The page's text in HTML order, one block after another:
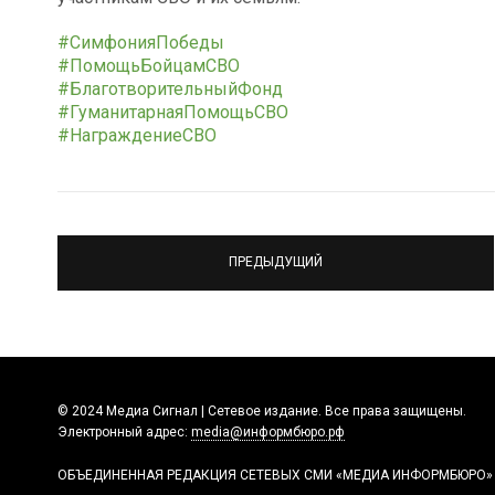
#СимфонияПобеды
#ПомощьБойцамСВО
#БлаготворительныйФонд
#ГуманитарнаяПомощьСВО
#НаграждениеСВО
ПРЕДЫДУЩИЙ
© 2024 Медиа Сигнал | Сетевое издание. Все права защищены.
Электронный адрес: media@информбюро.рф
ОБЪЕДИНЕННАЯ РЕДАКЦИЯ СЕТЕВЫХ СМИ «МЕДИА ИНФОРМБЮРО»